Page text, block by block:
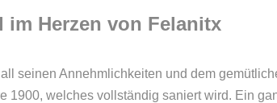
im Herzen von Felanitx
seinen Annehmlichkeiten und dem
1900, welches vollständig saniert wird. Ein